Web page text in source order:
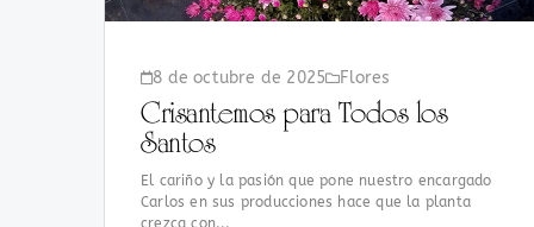
8 de octubre de 2025 Flores
Crisantemos para Todos los
Santos
El cariño y la pasión que pone nuestro encargado
Carlos en sus producciones hace que la planta
crezca con...